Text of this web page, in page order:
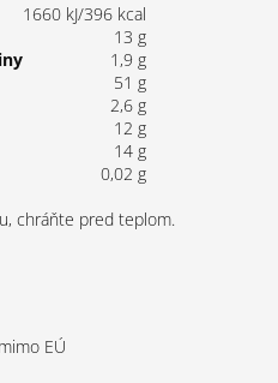
1660 kJ/396 kcal
13 g
1,9 g
51 g
2,6 g
12 g
14 g
0,02 g
chráňte pred teplom.
EÚ